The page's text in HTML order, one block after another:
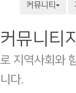
커뮤니티
커뮤니티
로 지역사회와
니다.